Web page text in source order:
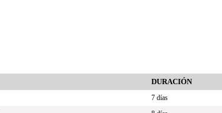
DURACIÓN
7 días